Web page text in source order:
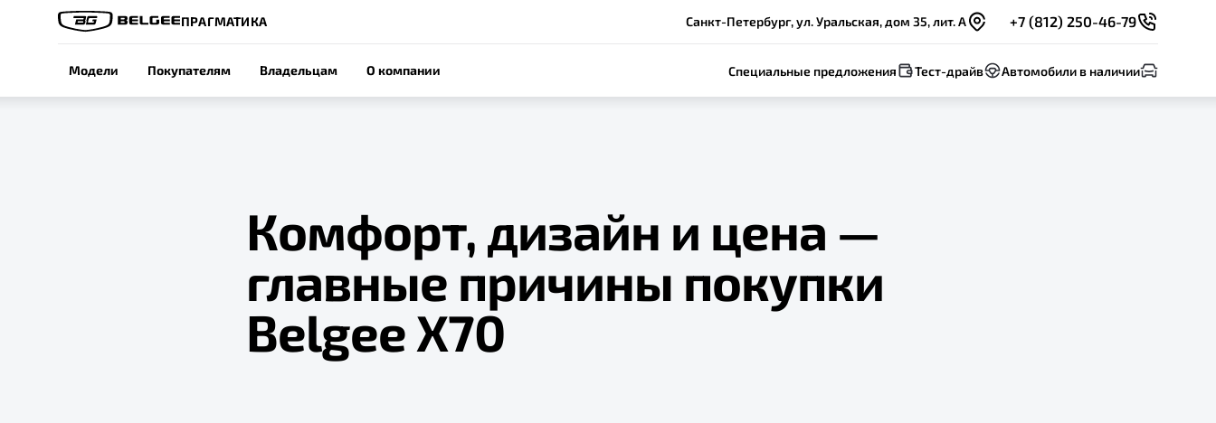
ПРАГМАТИКА Санкт-Петербург, ул. Уральская, дом 35, лит. А +7 (812) 250-46-79
Модели Покупателям Владельцам О компании Специальные предложения Тест-драйв Автомобили в наличии
Комфорт, дизайн и цена —
главные причины покупки
Belgee X70